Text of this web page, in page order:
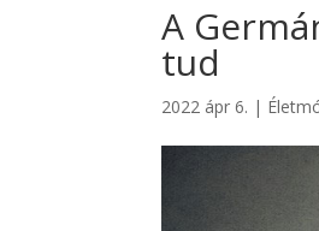
A
tud
2022 ápr 6. |